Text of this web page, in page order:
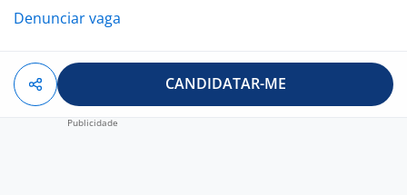
Vale Refeição ou Alimentação
Premiações;
Celular Corporativo;
Plano de Carreira;
Seguro de Vida Sulamérica;
Denunciar vaga
CANDIDATAR-ME